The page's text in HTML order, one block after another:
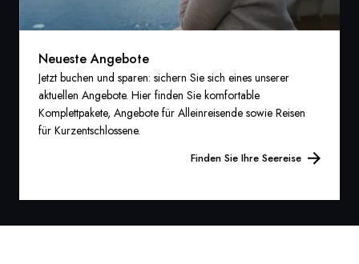
Neueste Angebote
Jetzt buchen und sparen: sichern Sie sich eines unserer
aktuellen Angebote. Hier finden Sie komfortable
Komplettpakete, Angebote für Alleinreisende sowie Reisen
für Kurzentschlossene.
Finden Sie Ihre Seereise